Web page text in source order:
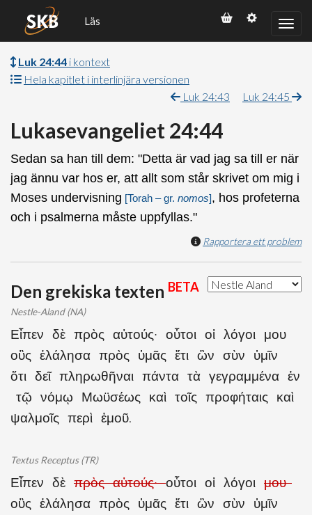
Läs
Luk 24:44 i kontext
Hela kapitlet i interlinjära versionen
Luk 24:43
Luk 24:45
Lukasevangeliet 24:44
Sedan sa han till dem: "Detta är vad jag sa till er när
jag ännu var hos er, att allt som står skrivet om mig i
Moses undervisning [Torah – gr. nomos], hos profeterna
och i psalmerna måste uppfyllas."
Rapportera ett problem
Den grekiska texten BETA
Nestle-Aland (NA)
Εἶπεν δὲ πρὸς αὐτούς· οὗτοι οἱ λόγοι μου
οὓς ἐλάλησα πρὸς ὑμᾶς ἔτι ὢν σὺν ὑμῖν
ὅτι δεῖ πληρωθῆναι πάντα τὰ γεγραμμένα ἐν
τῷ νόμῳ Μωϋσέως καὶ τοῖς προφήταις καὶ
ψαλμοῖς περὶ ἐμοῦ.
Textus Receptus (TR)
Εἶπεν δὲ πρὸς αὐτούς·οὗτοι οἱ λόγοι μου
οὓς ἐλάλησα πρὸς ὑμᾶς ἔτι ὢν σὺν ὑμῖν